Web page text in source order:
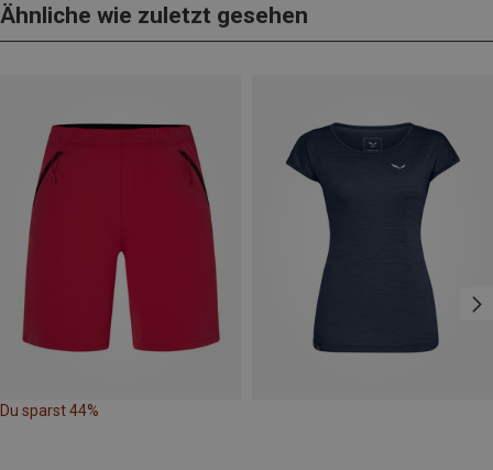
Ähnliche wie zuletzt gesehen
Du sparst 44%